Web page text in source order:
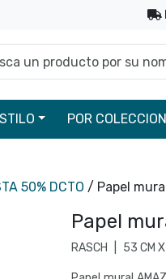
un producto por su
POR COLECCION
50% DCTO / Papel
Papel
RASCH 53 CM